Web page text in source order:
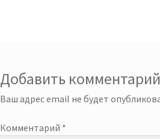
Добавить комментарий
Ваш адрес email не будет
Комментарий *